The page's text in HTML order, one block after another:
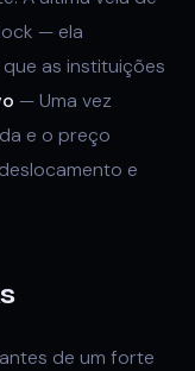
— ela
as instituições
— Uma vez
e o preço
e
de um forte